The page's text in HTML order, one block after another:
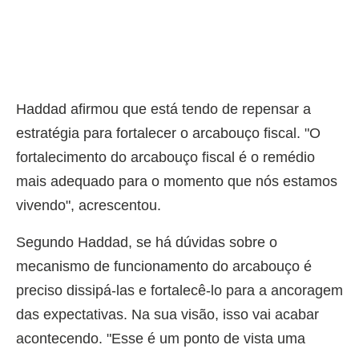
Haddad afirmou que está tendo de repensar a
estratégia para fortalecer o arcabouço fiscal. "O
fortalecimento do arcabouço fiscal é o remédio
mais adequado para o momento que nós estamos
vivendo", acrescentou.
Segundo Haddad, se há dúvidas sobre o
mecanismo de funcionamento do arcabouço é
preciso dissipá-las e fortalecê-lo para a ancoragem
das expectativas. Na sua visão, isso vai acabar
acontecendo. "Esse é um ponto de vista uma